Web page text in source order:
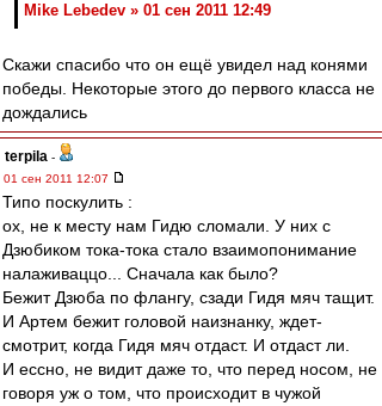
Mike Lebedev » 01 сен 2011 12:49
Скажи спасибо что он ещё увидел над конями
победы. Некоторые этого до первого класса не
дождались
terpila -
01 сен 2011 12:07
Типо поскулить :
ох, не к месту нам Гидю сломали. У них с
Дзюбиком тока-тока стало взаимопонимание
налаживаццо... Сначала как было?
Бежит Дзюба по флангу, сзади Гидя мяч тащит.
И Артем бежит головой наизнанку, ждет-
смотрит, когда Гидя мяч отдаст. И отдаст ли.
И ессно, не видит даже то, что перед носом, не
говоря уж о том, что происходит в чужой